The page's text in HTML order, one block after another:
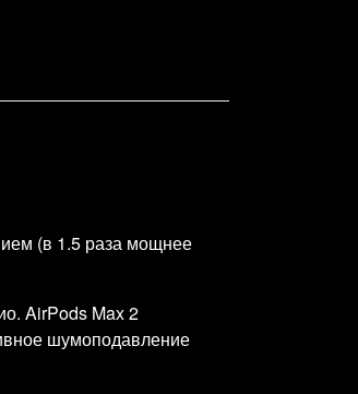
(в 1.5 раза мощнее
AirPods Max 2
шумоподавление